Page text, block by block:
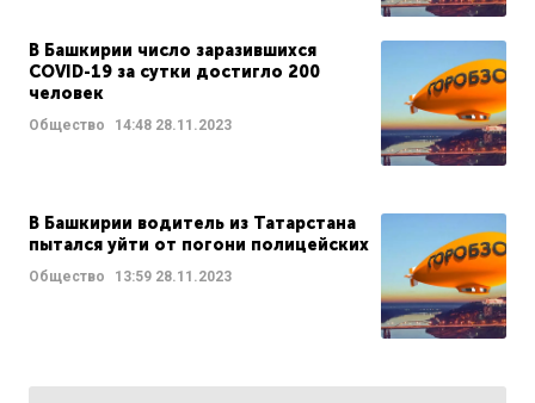
В Башкирии число заразившихся
COVID-19 за сутки достигло 200
человек
Общество 14:48 28.11.2023
В Башкирии водитель из Татарстана
пытался уйти от погони полицейских
Общество 13:59 28.11.2023